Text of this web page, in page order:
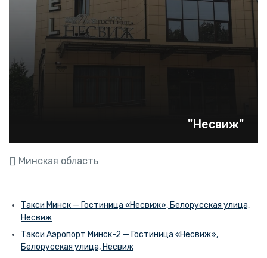
"Несвиж"
Минская область
Такси Минск — Гостиница «Несвиж», Белорусская улица,
Несвиж
Такси Аэропорт Минск-2 — Гостиница «Несвиж»,
Белорусская улица, Несвиж